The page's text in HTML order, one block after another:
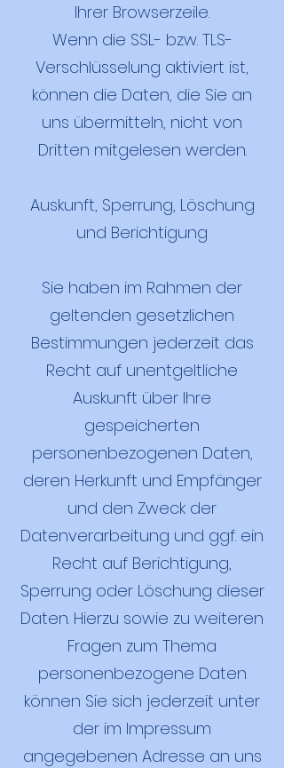
Ihrer Browserzeile.
Wenn die SSL- bzw. TLS-
Verschlüsselung aktiviert ist,
können die Daten, die Sie an
uns übermitteln, nicht von
Dritten mitgelesen werden.
Auskunft, Sperrung, Löschung
und Berichtigung
Sie haben im Rahmen der
geltenden gesetzlichen
Bestimmungen jederzeit das
Recht auf unentgeltliche
Auskunft über Ihre
gespeicherten
personenbezogenen Daten,
deren Herkunft und Empfänger
und den Zweck der
Datenverarbeitung und ggf. ein
Recht auf Berichtigung,
Sperrung oder Löschung dieser
Daten. Hierzu sowie zu weiteren
Fragen zum Thema
personenbezogene Daten
können Sie sich jederzeit unter
der im Impressum
angegebenen Adresse an uns